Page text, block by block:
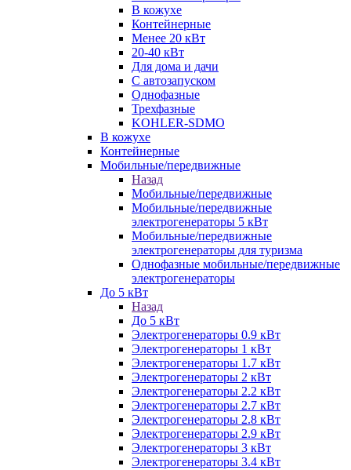
В кожухе
Контейнерные
Менее 20 кВт
20-40 кВт
Для дома и дачи
С автозапуском
Однофазные
Трехфазные
KOHLER-SDMO
В кожухе
Контейнерные
Мобильные/передвижные
Назад
Мобильные/передвижные
Мобильные/передвижные
электрогенераторы 5 кВт
Мобильные/передвижные
электрогенераторы для туризма
Однофазные мобильные/передвижные
электрогенераторы
До 5 кВт
Назад
До 5 кВт
Электрогенераторы 0.9 кВт
Электрогенераторы 1 кВт
Электрогенераторы 1.7 кВт
Электрогенераторы 2 кВт
Электрогенераторы 2.2 кВт
Электрогенераторы 2.7 кВт
Электрогенераторы 2.8 кВт
Электрогенераторы 2.9 кВт
Электрогенераторы 3 кВт
Электрогенераторы 3.4 кВт